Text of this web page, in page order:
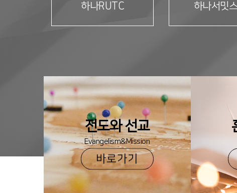
하나RUTC 하나서밋
전도와 선교
Evangelism&Mission
바로가기